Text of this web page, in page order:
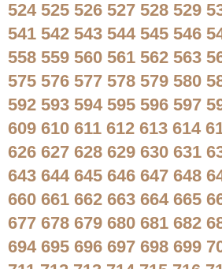
524 525 526 527 528 529
541 542 543 544 545 546
558 559 560 561 562 563
575 576 577 578 579 580
592 593 594 595 596 597
609 610 611 612 613 614
626 627 628 629 630 631
643 644 645 646 647 648
660 661 662 663 664 665
677 678 679 680 681 682
694 695 696 697 698 699